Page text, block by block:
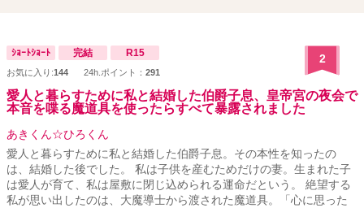
オタOLのコメディ時々ファンタジーホラーなヤンデレラブストーリ
桃の思い出からそのままお読みください。BADエンドルートはこれ
から更新していきます ムーンライトノベルスにも同じものを連載
しています。
ｼｮｰﾄｼｮｰﾄ 完結 R15
お気に入り:144 24h.ポイント： 291
2
愛人と暮らすために私と結婚した伯爵子息、皇帝宮の夜会で
本音を喋る魔道具を使ったらすべて暴露されました
あきくん☆ひろくん
愛人と暮らすために私と結婚した伯爵子息。その本性を知ったの
は、結婚した後でした。 私は子供を産むためだけの妻。生まれた子
は愛人が育て、私は屋敷に閉じ込められる運命だという。 絶望する
私が思い出したのは、大魔導士から渡された魔道具。「心に思った